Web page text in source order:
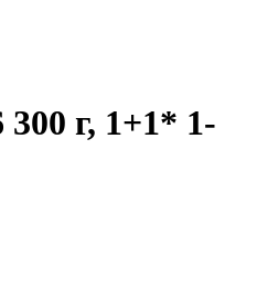
г, 1+1* 1-